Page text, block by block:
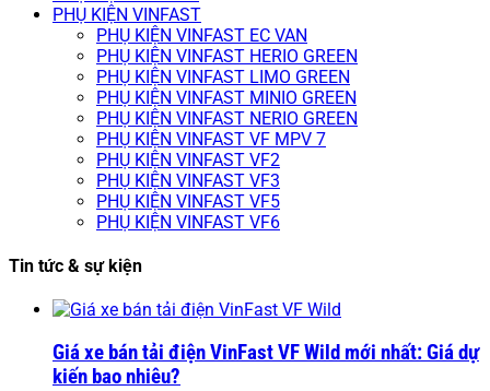
PHỤ KIỆN VINFAST
PHỤ KIỆN VINFAST EC VAN
PHỤ KIỆN VINFAST HERIO GREEN
PHỤ KIỆN VINFAST LIMO GREEN
PHỤ KIỆN VINFAST MINIO GREEN
PHỤ KIỆN VINFAST NERIO GREEN
PHỤ KIỆN VINFAST VF MPV 7
PHỤ KIỆN VINFAST VF2
PHỤ KIỆN VINFAST VF3
PHỤ KIỆN VINFAST VF5
PHỤ KIỆN VINFAST VF6
Tin tức & sự kiện
Giá xe bán tải điện VinFast VF Wild mới nhất: Giá dự
kiến bao nhiêu?